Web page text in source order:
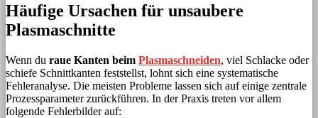
Häufige Ursachen für unsaubere
Plasmaschnitte
Wenn du raue Kanten beim Plasmaschneiden, viel Schlacke oder
schiefe Schnittkanten feststellst, lohnt sich eine systematische
Fehleranalyse. Die meisten Probleme lassen sich auf einige zentrale
Prozessparameter zurückführen. In der Praxis treten vor allem
folgende Fehlerbilder auf: